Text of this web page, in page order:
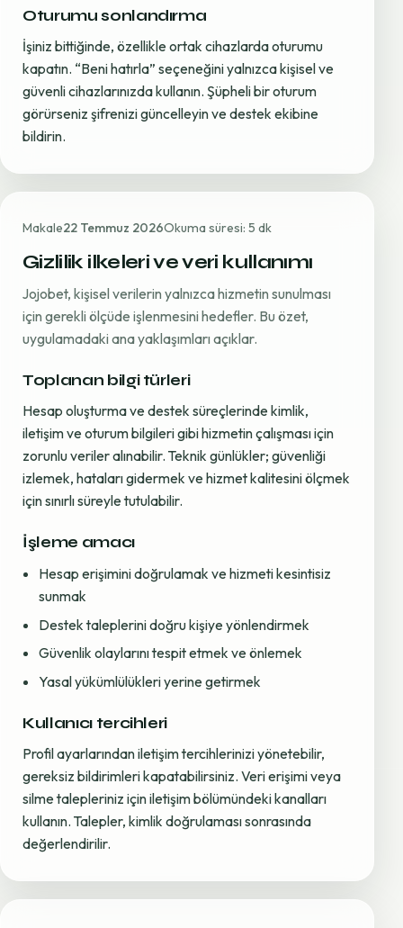
Oturumu sonlandırma
İşiniz bittiğinde, özellikle ortak cihazlarda oturumu
kapatın. “Beni hatırla” seçeneğini yalnızca kişisel ve
güvenli cihazlarınızda kullanın. Şüpheli bir oturum
görürseniz şifrenizi güncelleyin ve destek ekibine
bildirin.
Makale22 Temmuz 2026Okuma süresi: 5 dk
Gizlilik ilkeleri ve veri kullanımı
Jojobet, kişisel verilerin yalnızca hizmetin sunulması
için gerekli ölçüde işlenmesini hedefler. Bu özet,
uygulamadaki ana yaklaşımları açıklar.
Toplanan bilgi türleri
Hesap oluşturma ve destek süreçlerinde kimlik,
iletişim ve oturum bilgileri gibi hizmetin çalışması için
zorunlu veriler alınabilir. Teknik günlükler; güvenliği
izlemek, hataları gidermek ve hizmet kalitesini ölçmek
için sınırlı süreyle tutulabilir.
İşleme amacı
Hesap erişimini doğrulamak ve hizmeti kesintisiz
sunmak
Destek taleplerini doğru kişiye yönlendirmek
Güvenlik olaylarını tespit etmek ve önlemek
Yasal yükümlülükleri yerine getirmek
Kullanıcı tercihleri
Profil ayarlarından iletişim tercihlerinizi yönetebilir,
gereksiz bildirimleri kapatabilirsiniz. Veri erişimi veya
silme talepleriniz için iletişim bölümündeki kanalları
kullanın. Talepler, kimlik doğrulaması sonrasında
değerlendirilir.